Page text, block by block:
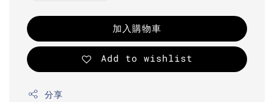
加入購物車
Add to wishlist
分享